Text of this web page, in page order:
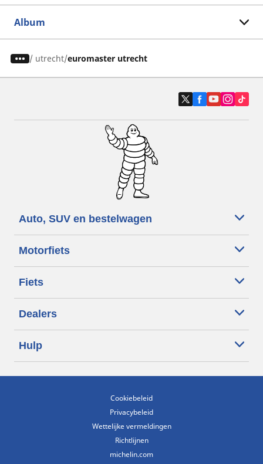
Album
/ utrecht euromaster utrecht
Auto, SUV en bestelwagen
Motorfiets
Fiets
Dealers
Hulp
Cookiebeleid
Privacybeleid
Wettelijke vermeldingen
Richtlijnen
michelin.com